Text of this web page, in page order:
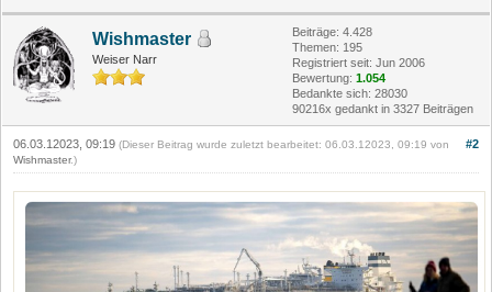
Wishmaster
Weiser Narr
Beiträge: 4.428
Themen: 195
Registriert seit: Jun 2006
Bewertung: 1.054
Bedankte sich: 28030
90216x gedankt in 3327 Beiträgen
#2
06.03.12023, 09:19 (Dieser Beitrag wurde zuletzt bearbeitet: 06.03.12023, 09:19 von
Wishmaster.)